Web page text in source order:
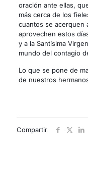
oración ante ellas,
más cerca de los
cuantos se acerquen
aprovechen estos
y a la Santísima
mundo del contagio
Lo que se pone de
de nuestros
Compartir